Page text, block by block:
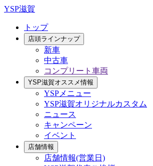
YSP滋賀
トップ
店頭ラインナップ
新車
中古車
コンプリート車両
YSP滋賀オススメ情報
YSPメニュー
YSP滋賀オリジナルカスタム
ニュース
キャンペーン
イベント
店舗情報
店舗情報(営業日)